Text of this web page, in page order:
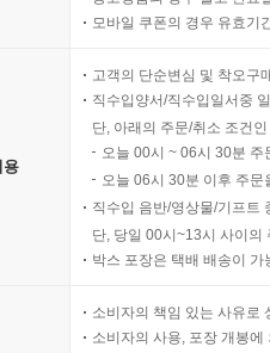
모바일 쿠폰의 경우 유효기
용
고객의 단순변심 및 착오구
직수입양서/직수입일서중
단, 아래의 주문/취소 조건
오늘 00시 ~ 06시 30분
오늘 06시 30분 이후 주
직수입 음반/영상물/기프트
단, 당일 00시~13시 사이의
박스 포장은 택배 배송이
소비자의 책임 있는 사유로
소비자의 사용, 포장 개봉